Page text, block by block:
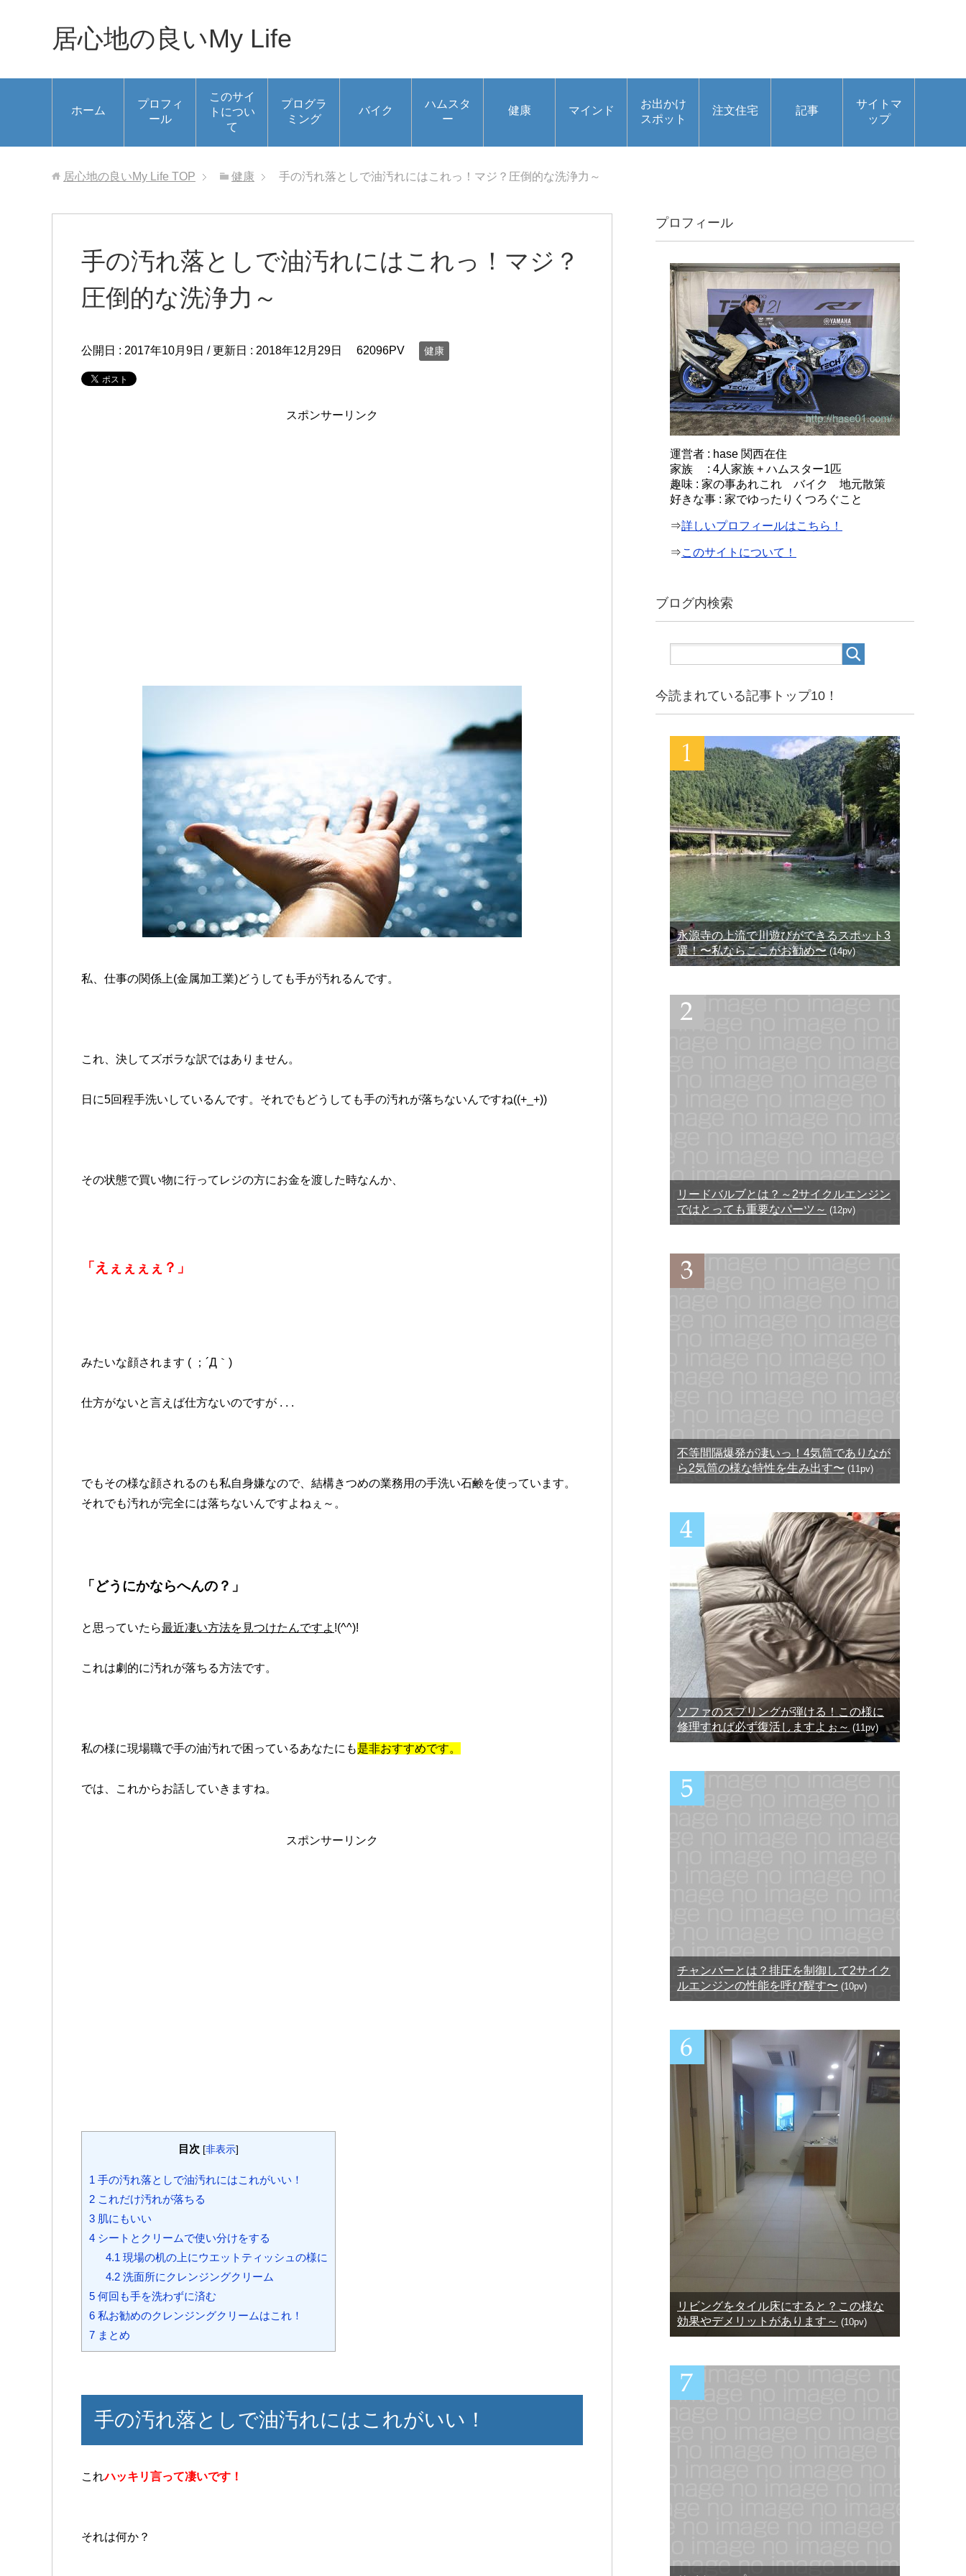
居心地の良いMy Life
ホーム
プロフィ
ール
このサイ
トについ
て
プログラ
ミング
バイク
ハムスタ
ー
健康 マインド
お出かけ
スポット
注文住宅 記事
サイトマ
ップ
居心地の良いMy Life TOP 健康 手の汚れ落としで油汚れにはこれっ！マジ？圧倒的な洗浄力～
手の汚れ落としで油汚れにはこれっ！マジ？
圧倒的な洗浄力～
公開日 : 2017年10月9日 / 更新日 : 2018年12月29日 62096PV 健康
スポンサーリンク
私、仕事の関係上(金属加工業)どうしても手が汚れるんです。
これ、決してズボラな訳ではありません。
日に5回程手洗いしているんです。それでもどうしても手の汚れが落ちないんですね((+_+))
その状態で買い物に行ってレジの方にお金を渡した時なんか、
「えぇぇぇぇ？」
みたいな顔されます ( ；´Д｀)
仕方がないと言えば仕方ないのですが . . .
でもその様な顔されるのも私自身嫌なので、結構きつめの業務用の手洗い石鹸を使っています。
それでも汚れが完全には落ちないんですよねぇ～。
「どうにかならへんの？」
と思っていたら最近凄い方法を見つけたんですよ !(^^)!
これは劇的に汚れが落ちる方法です。
私の様に現場職で手の油汚れで困っているあなたにも是非おすすめです。
では、これからお話していきますね。
スポンサーリンク
目次 [非表示]
1 手の汚れ落としで油汚れにはこれがいい！
2 これだけ汚れが落ちる
3 肌にもいい
4 シートとクリームで使い分けをする
4.1 現場の机の上にウエットティッシュの様に
4.2洗面所にクレンジングクリーム
5 何回も手を洗わずに済む
6 私お勧めのクレンジングクリームはこれ！
7 まとめ
手の汚れ落としで油汚れにはこれがいい！
これハッキリ言って凄いです！
それは何か？
プロフィール
運営者 : hase 関西在住
家族 : 4人家族 + ハムスター1匹
趣味 : 家の事あれこれ バイク 地元散策
好きな事 : 家でゆったりくつろぐこと
⇒詳しいプロフィールはこちら！
⇒このサイトについて！
ブログ内検索
今読まれている記事トップ10！
永源寺の上流で川遊びができるスポット3
選！〜私ならここがお勧め〜(14pv)
リードバルブとは？～2サイクルエンジン
ではとっても重要なパーツ～ (12pv)
不等間隔爆発が凄いっ！4気筒でありなが
ら2気筒の様な特性を生み出す〜 (11pv)
ソファのスプリングが弾ける！この様に
修理すれば必ず復活しますよぉ～ (11pv)
チャンバーとは？排圧を制御して2サイク
ルエンジンの性能を呼び醒す〜 (10pv)
リビングをタイル床にすると？この様な
効果やデメリットがあります～ (10pv)